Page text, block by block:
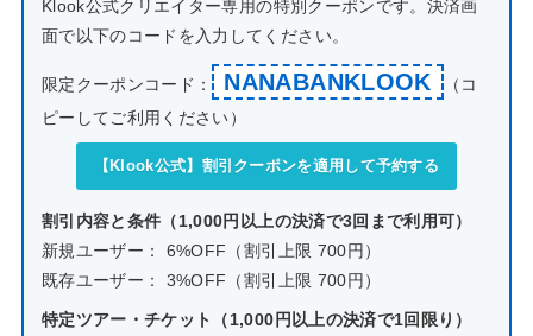
Klook公式クリエイター専用の特別クーポンです。決済画
面で以下のコードを入力してください。
限定クーポンコード： NANABANKLOOK
（コ
ピーしてご利用ください）
【Klook公式】割引クーポンを適用して予約する
割引内容と条件（1,000円以上の決済で3回まで利用可）
新規ユーザー： 6%OFF（割引上限 700円）
既存ユーザー： 3%OFF（割引上限 700円）
特定ツアー・チケット（1,000円以上の決済で1回限り）